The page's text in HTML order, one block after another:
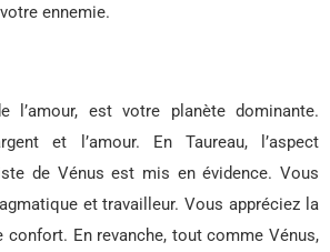
ennemie.
l’amour, est votre planète dominante.
et l’amour. En Taureau, l’aspect
de Vénus est mis en évidence. Vous
et travailleur. Vous appréciez la
confort. En revanche, tout comme Vénus,